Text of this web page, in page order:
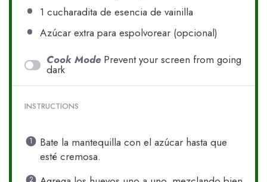
1 cucharadita de esencia de vainilla
Azúcar extra para espolvorear (opcional)
Cook Mode Prevent your screen from going
dark
INSTRUCTIONS
Bate la mantequilla con el azúcar hasta que
esté cremosa.